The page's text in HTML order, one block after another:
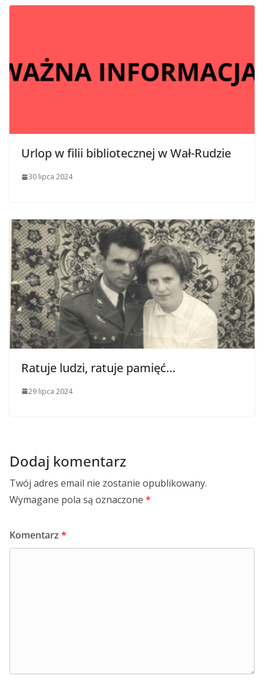
Urlop w filii bibliotecznej w Wał-Rudzie
30 lipca 2024
Ratuje ludzi, ratuje pamięć…
29 lipca 2024
Dodaj komentarz
Twój adres email nie zostanie opublikowany.
Wymagane pola są oznaczone *
Komentarz *